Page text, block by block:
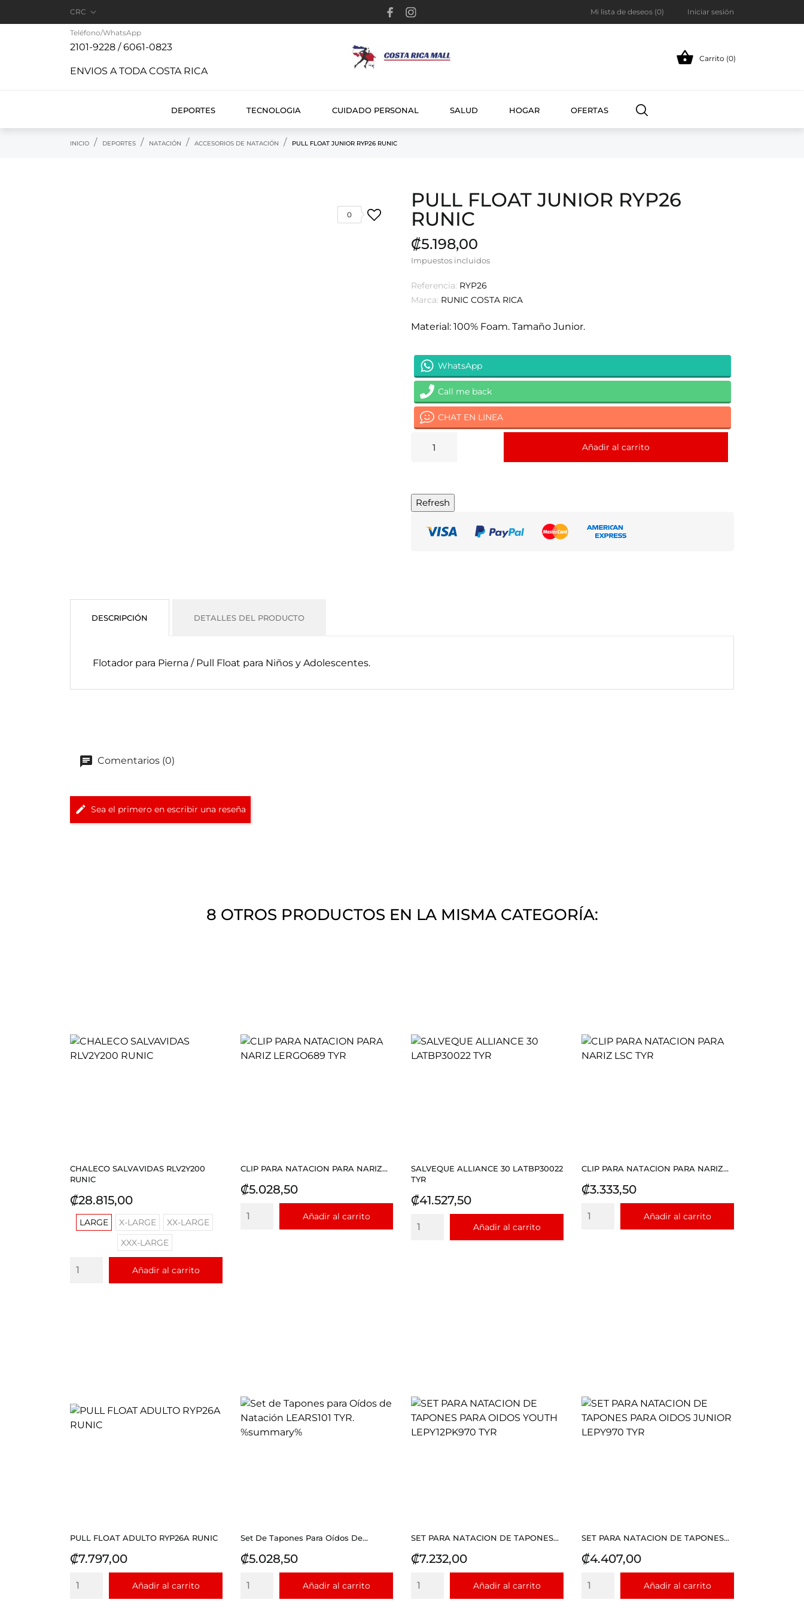
CRC  Mi lista de deseos (0) Iniciar sesión
Teléfono/WhatsApp
2101-9228 / 6061-0823
ENVIOS A TODA COSTA RICA
 Carrito (0)
DEPORTES TECNOLOGIA CUIDADO PERSONAL SALUD HOGAR OFERTAS
INICIO DEPORTES NATACIÓN ACCESORIOS DE NATACIÓN PULL FLOAT JUNIOR RYP26 RUNIC
0
PULL FLOAT JUNIOR RYP26
RUNIC
₡5.198,00
Impuestos incluidos
Referencia: RYP26
Marca: RUNIC COSTA RICA
Material: 100% Foam. Tamaño Junior.
WhatsApp
Call me back
CHAT EN LINEA
Añadir al carrito
DESCRIPCIÓN DETALLES DEL PRODUCTO
Flotador para Pierna / Pull Float para Niños y Adolescentes.
Comentarios (0)
Sea el primero en escribir una reseña
8 OTROS PRODUCTOS EN LA MISMA CATEGORÍA:
CHALECO SALVAVIDAS RLV2Y200
RUNIC
Precio
₡28.815,00
LARGE X-LARGE
XX-LARGE
XXX-LARGE
Añadir al carrito
CLIP PARA NATACION PARA NARIZ...
Precio
₡5.028,50
Añadir al carrito
SALVEQUE ALLIANCE 30 LATBP30022
TYR
Precio
₡41.527,50
Añadir al carrito
CLIP PARA NATACION PARA NARIZ...
Precio
₡3.333,50
Añadir al carrito
PULL FLOAT ADULTO RYP26A RUNIC
Precio
₡7.797,00
Añadir al carrito
Set De Tapones Para Oídos De...
Precio
₡5.028,50
Añadir al carrito
SET PARA NATACION DE TAPONES...
Precio
₡7.232,00
Añadir al carrito
SET PARA NATACION DE TAPONES...
Precio
₡4.407,00
Añadir al carrito